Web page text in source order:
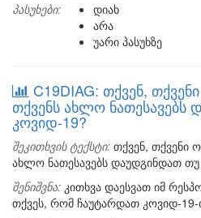
პასუხები:
დიახ
არა
უარი პასუხზე
C19DIAG: თქვენ,
თქვენს ახლო ნათესავებს
კოვიდ-19?
შეკითხვის ტექსტი: თქვენ, თქვენი
ახლო ნათესავებს დაუდგინდათ
შენიშვნა: კითხვა დაესვათ იმ
თქვეს, რომ ჩაუტარდათ კოვიდ-19-